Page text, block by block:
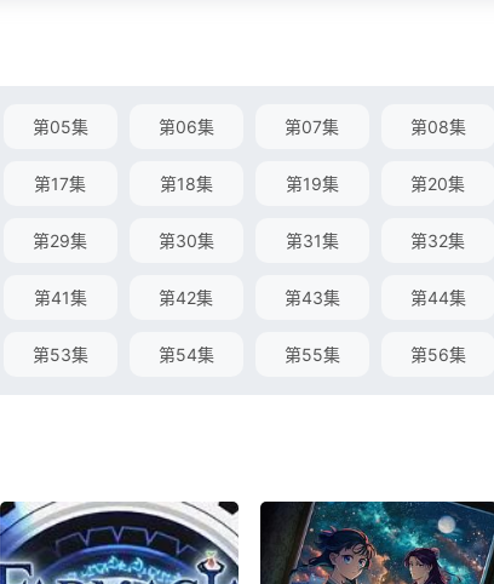
第05集 第06集 第07集 第08集
第17集 第18集 第19集 第20集
第29集 第30集 第31集 第32集
第41集 第42集 第43集 第44集
第53集 第54集 第55集 第56集